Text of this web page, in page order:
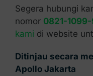
Segera hubungi
nomor 0821-
kami di website
Ditinjau secara
Apollo Jakarta